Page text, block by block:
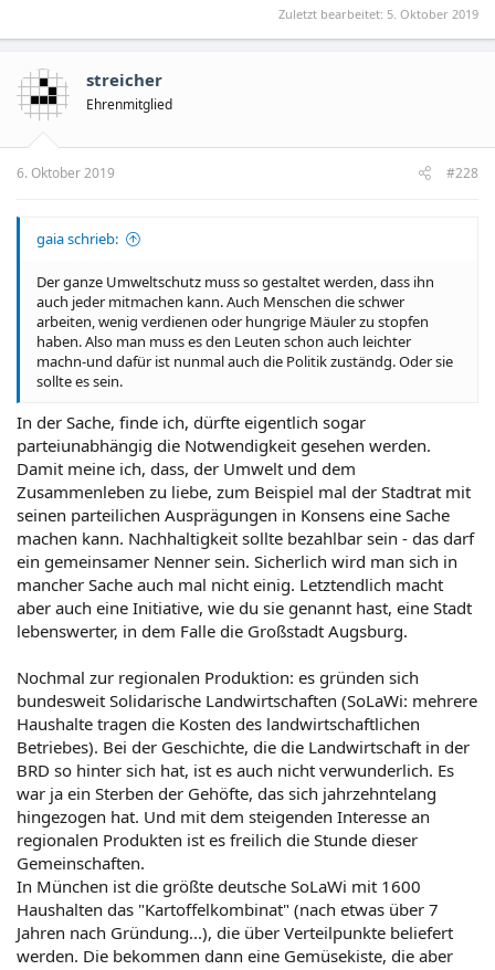
Zuletzt bearbeitet: 5. Oktober 2019
streicher
Ehrenmitglied
6. Oktober 2019 #228
gaia schrieb:
Der ganze Umweltschutz muss so gestaltet werden, dass ihn
auch jeder mitmachen kann. Auch Menschen die schwer
arbeiten, wenig verdienen oder hungrige Mäuler zu stopfen
haben. Also man muss es den Leuten schon auch leichter
machn-und dafür ist nunmal auch die Politik zuständg. Oder sie
sollte es sein.
In der Sache, finde ich, dürfte eigentlich sogar
parteiunabhängig die Notwendigkeit gesehen werden.
Damit meine ich, dass, der Umwelt und dem
Zusammenleben zu liebe, zum Beispiel mal der Stadtrat mit
seinen parteilichen Ausprägungen in Konsens eine Sache
machen kann. Nachhaltigkeit sollte bezahlbar sein - das darf
ein gemeinsamer Nenner sein. Sicherlich wird man sich in
mancher Sache auch mal nicht einig. Letztendlich macht
aber auch eine Initiative, wie du sie genannt hast, eine Stadt
lebenswerter, in dem Falle die Großstadt Augsburg.
Nochmal zur regionalen Produktion: es gründen sich
bundesweit Solidarische Landwirtschaften (SoLaWi: mehrere
Haushalte tragen die Kosten des landwirtschaftlichen
Betriebes). Bei der Geschichte, die die Landwirtschaft in der
BRD so hinter sich hat, ist es auch nicht verwunderlich. Es
war ja ein Sterben der Gehöfte, das sich jahrzehntelang
hingezogen hat. Und mit dem steigenden Interesse an
regionalen Produkten ist es freilich die Stunde dieser
Gemeinschaften.
In München ist die größte deutsche SoLaWi mit 1600
Haushalten das "Kartoffelkombinat" (nach etwas über 7
Jahren nach Gründung...), die über Verteilpunkte beliefert
werden. Die bekommen dann eine Gemüsekiste, die aber